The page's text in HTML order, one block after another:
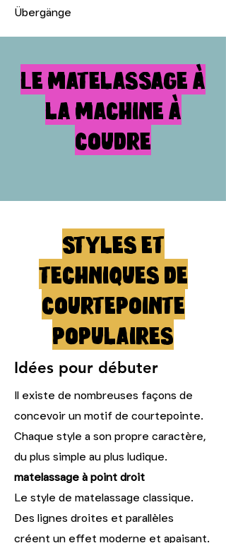
Übergänge
Le matelassage à
la machine à
coudre
Styles et
techniques de
courtepointe
populaires
Idées pour débuter
Il existe de nombreuses façons de
concevoir un motif de courtepointe.
Chaque style a son propre caractère,
du plus simple au plus ludique.
matelassage à point droit
Le style de matelassage classique.
Des lignes droites et parallèles
créent un effet moderne et apaisant.